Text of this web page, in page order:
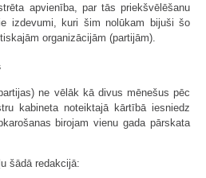
apvienība, par tās priekšvēlēšanu
izdevumi, kuri šim nolūkam bijuši šo
organizācijām (partijām).
ne vēlāk kā divus mēnešus pēc
kabineta noteiktajā kārtībā iesniedz
birojam vienu gada pārskata
šādā redakcijā: